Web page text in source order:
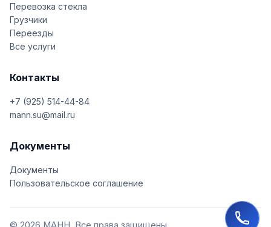
Перевозка стекла
Грузчики
Переезды
Все услуги
Контакты
+7 (925) 514-44-84
mann.su@mail.ru
Документы
Документы
Пользовательское соглашение